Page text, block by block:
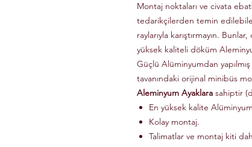
Montaj noktaları ve civata
tedarikçilerden temin
raylarıyla karıştırmayın.
yüksek kaliteli döküm
Güçlü Alüminyumdan
tavanındaki orijinal minibüs
Aleminyum Ayaklara sahiptir
En yüksek kalite
Kolay montaj.
Talimatlar ve montaj kiti